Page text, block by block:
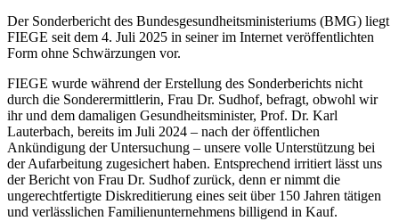
Der Sonderbericht des Bundesgesundheitsministeriums (BMG) liegt
FIEGE seit dem 4. Juli 2025 in seiner im Internet veröffentlichten
Form ohne Schwärzungen vor.
FIEGE wurde während der Erstellung des Sonderberichts nicht
durch die Sonderermittlerin, Frau Dr. Sudhof, befragt, obwohl wir
ihr und dem damaligen Gesundheitsminister, Prof. Dr. Karl
Lauterbach, bereits im Juli 2024 – nach der öffentlichen
Ankündigung der Untersuchung – unsere volle Unterstützung bei
der Aufarbeitung zugesichert haben. Entsprechend irritiert lässt uns
der Bericht von Frau Dr. Sudhof zurück, denn er nimmt die
ungerechtfertigte Diskreditierung eines seit über 150 Jahren tätigen
und verlässlichen Familienunternehmens billigend in Kauf.